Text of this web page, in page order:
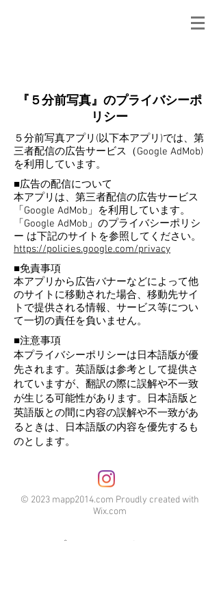
『５分前写真』のプライバシーポ
リシー
５分前写真アプリ(以下本アプリ)では、第
三者配信の広告サービス（Google AdMob)
を利用しています。
■広告の配信について
本アプリは、第三者配信の広告サービス
「Google AdMob」を利用しています。
「Google AdMob」のプライバシーポリシ
ー は下記のサイトを参照してください。
https://policies.google.com/privacy
■免責事項
本アプリから広告バナーなどによって他
のサイトに移動された場合、移動先サイ
トで提供される情報、サービス等につい
て一切の責任を負いません。
■注意事項
本プライバシーポリシーは日本語版が優
先されます。英語版は参考として提供さ
れていますが、翻訳の際に誤解や不一致
が生じる可能性があります。日本語版と
英語版との間に内容の誤解や不一致があ
るときは、日本語版の内容を優先するも
のとします。
© 2023 mapp2014.com Proudly created with
Wix.com